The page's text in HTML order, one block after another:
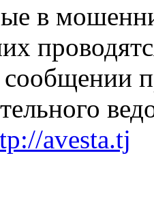
в
сообщении
avesta.tj